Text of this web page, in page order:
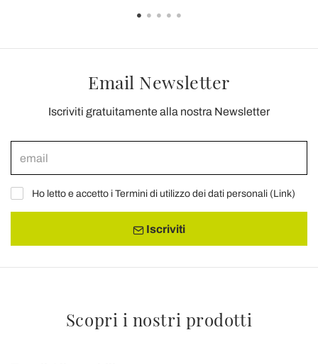
Email Newsletter
Iscriviti gratuitamente alla nostra Newsletter
Ho letto e accetto i Termini di utilizzo dei dati personali (Link)
Iscriviti
Scopri i nostri prodotti